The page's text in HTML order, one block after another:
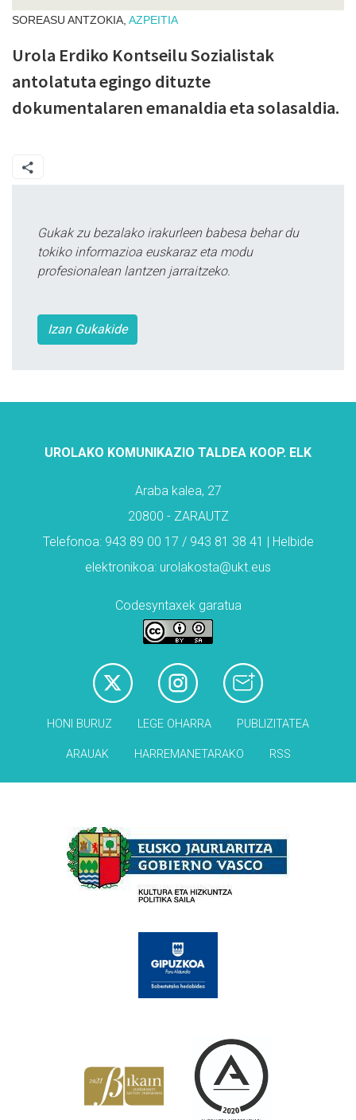
SOREASU ANTZOKIA, AZPEITIA
Urola Erdiko Kontseilu Sozialistak
antolatuta egingo dituzte
dokumentalaren emanaldia eta solasaldia.
Gukak zu bezalako irakurleen babesa behar du
tokiko informazioa euskaraz eta modu
profesionalean lantzen jarraitzeko.
Izan Gukakide
UROLAKO KOMUNIKAZIO TALDEA KOOP. ELK
Araba kalea, 27
20800 - ZARAUTZ
Telefonoa: 943 89 00 17 / 943 81 38 41 | Helbide
elektronikoa: urolakosta@ukt.eus
Codesyntaxek garatua
HONI BURUZ LEGE OHARRA PUBLIZITATEA
ARAUAK HARREMANETARAKO RSS